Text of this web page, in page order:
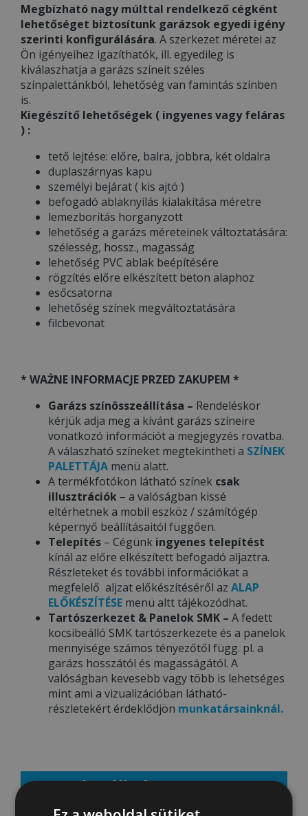
Megbízható nagy múlttal rendelkező cégként
lehetőséget biztosítunk garázsok egyedi igény
szerinti konfigurálására. A szerkezet méretei az
Ön igényeihez igazíthatók, ill. egyedileg is
kiválaszhatja a garázs színeit széles
színpalettánkból, lehetőség van famintás színben
is.
Kiegészítő lehetőségek ( ingyenes vagy feláras
) :
tető lejtése: előre, balra, jobbra, két oldalra
duplaszárnyas kapu
személyi bejárat ( kis ajtó )
befogadó ablaknyílás kialakítása méretre
lemezborítás horganyzott
lehetőség a garázs méreteinek változtatására:
szélesség, hossz., magasság
lehetőség PVC ablak beépítésére
rögzítés előre elkészített beton alaphoz
esőcsatorna
lehetőség színek megváltoztatására
filcbevonat
* WAŻNE INFORMACJE PRZED ZAKUPEM *
Garázs színösszeállítása – Rendeléskor
kérjük adja meg a kívánt garázs színeire
vonatkozó információt a megjegyzés rovatba.
A válaszható színeket megtekintheti a SZÍNEK
PALETTÁJA menü alatt.
A termékfotókon látható színek csak
illusztrációk – a valóságban kissé
eltérhetnek a mobil eszköz / számítógép
képernyő beállításaitól függően.
Telepítés – Cégünk ingyenes telepítést
kínál az előre elkészített befogadó aljaztra.
Részleteket és további információkat a
megfelelő aljzat előkészítéséről az ALAP
ELŐKÉSZÍTÉSE menü altt tájékozódhat.
Tartószerkezet & Panelok SMK – A fedett
kocsibeálló SMK tartószerkezete és a panelok
mennyisége számos tényezőtől függ. pl. a
garázs hosszától és magasságától. A
valóságban kevesebb vagy több is lehetséges
mint ami a vizualizációban látható-
részletekért érdeklődjön munkatársainknál.
Aktuális ár: 782000 Ft